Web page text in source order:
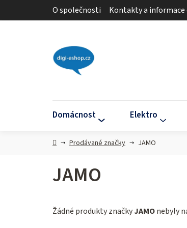
O společnosti Kontakty a
Domácnost Elektro
DomůProdávané značky JAMO
JAMO
Žádné produkty značkyJAMOnebyly